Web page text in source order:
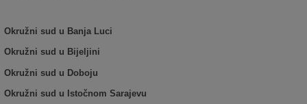
Okružni sud u Banja Luci
Okružni sud u Bijeljini
Okružni sud u Doboju
Okružni sud u Istočnom Sarajevu